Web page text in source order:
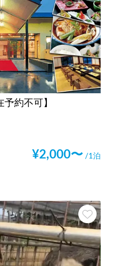
約不可】
¥2,000〜 /1泊